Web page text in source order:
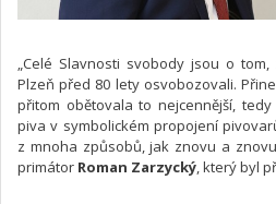
„Celé Slavnosti svobody jsou o
Plzeň před 80 lety osvobozovali.
přitom obětovala to nejcennější,
piva v symbolickém propojení
z mnoha způsobů, jak znovu a
primátor Roman Zarzycký, který byl